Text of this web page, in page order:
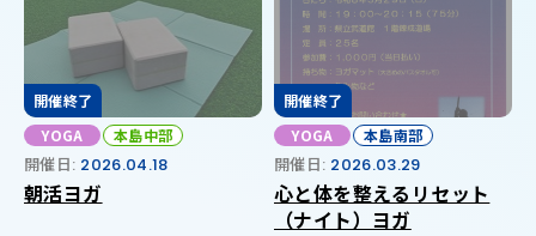
開催終了
YOGA
本島中部
開催日: 2026.04.18
朝活ヨガ
開催終了
YOGA
本島南部
開催日: 2026.03.29
心と体を整えるリセット
（ナイト）ヨガ